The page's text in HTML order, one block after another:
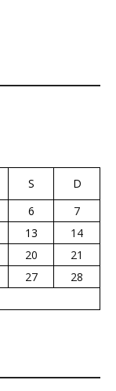
S
D
6
7
13
14
20
21
27
28